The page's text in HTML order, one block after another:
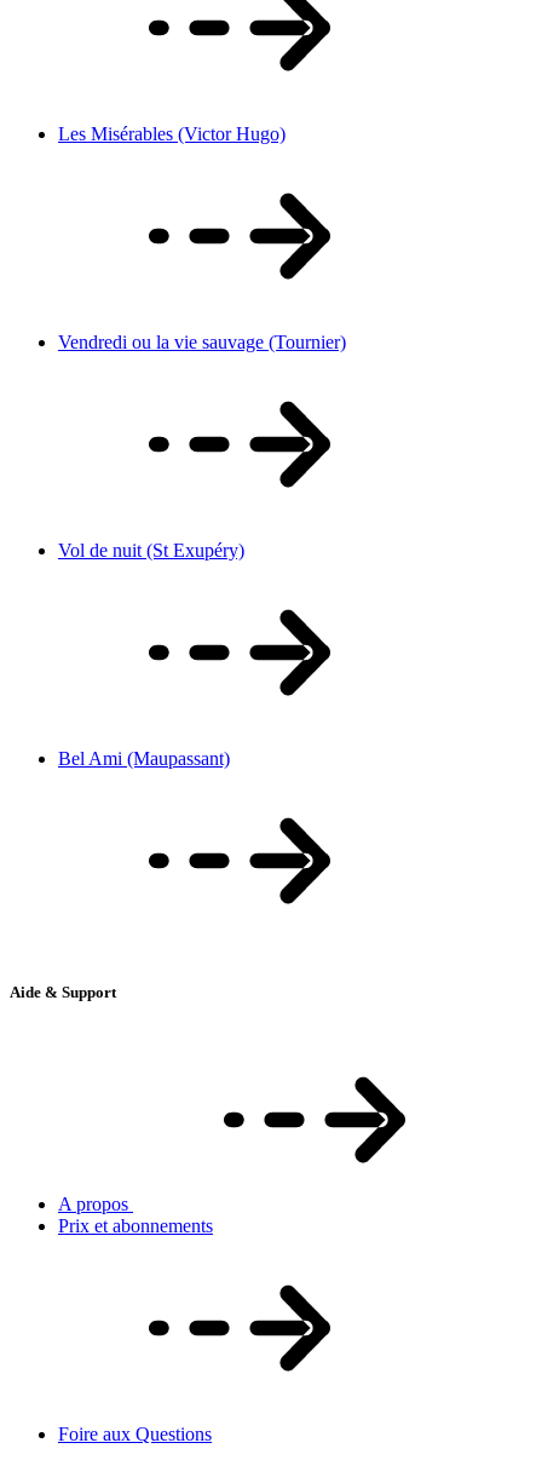
Les Misérables (Victor Hugo)
Vendredi ou la vie sauvage (Tournier)
Vol de nuit (St Exupéry)
Bel Ami (Maupassant)
Aide & Support
A propos
Prix et abonnements
Foire aux Questions